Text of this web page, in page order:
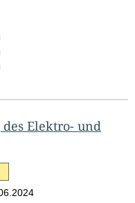
Elektro- und